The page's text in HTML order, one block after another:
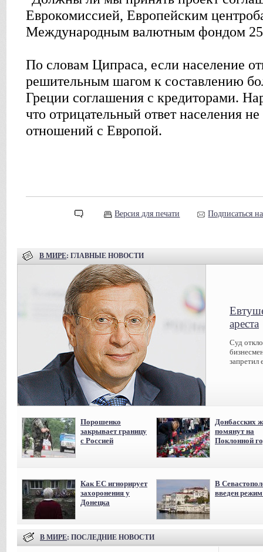
Еврокомиссией, Европейским
Международным валютным фондом 25
По словам Ципраса, если население
решительным шагом к составлению
Греции соглашения с кредиторами.
что отрицательный ответ населения
отношений с Европой.
Версия для печати Подписаться
В МИРЕ: ГЛАВНЫЕ НОВОСТИ
ареста
Суд
запретил
Порошенко
закрывает границу
с Россией
Донбасских
помянут на
Поклонной
Как ЕС игнорирует
захоронения у
Донецка
В
введен
В МИРЕ: ПОСЛЕДНИЕ НОВОСТИ